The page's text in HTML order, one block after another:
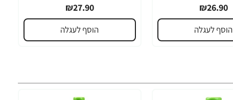
₪26.90
הוסף לעגלה
₪27.90
הוסף לעגלה